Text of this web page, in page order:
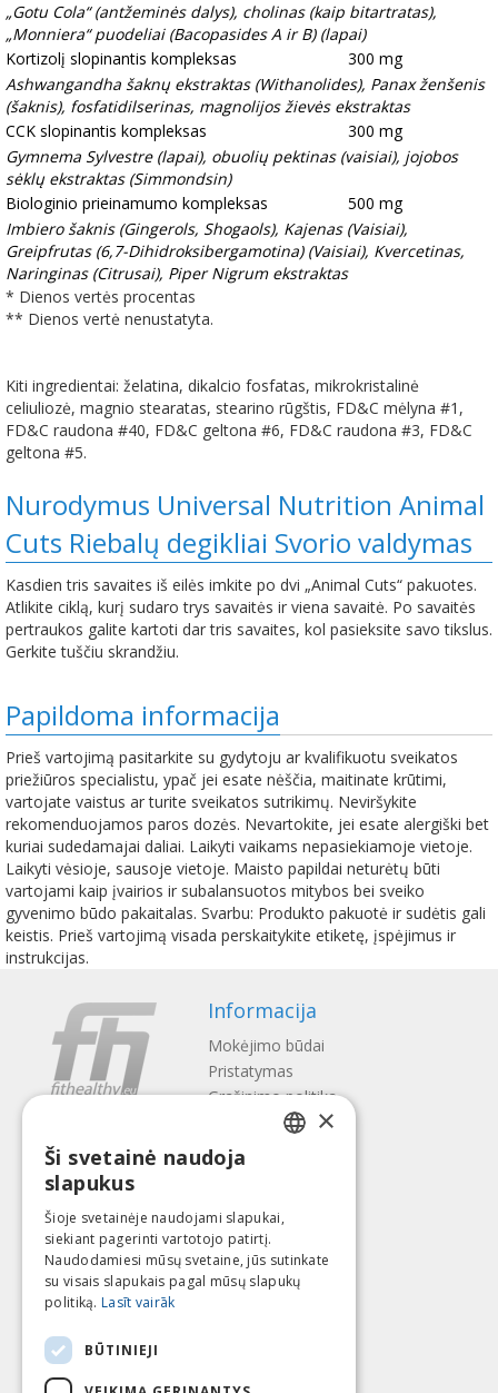
„Gotu Cola“ (antžeminės dalys), cholinas (kaip bitartratas),
„Monniera“ puodeliai (Bacopasides A ir B) (lapai)
Kortizolį slopinantis kompleksas
300 mg
Ashwangandha šaknų ekstraktas (Withanolides), Panax ženšenis
(šaknis), fosfatidilserinas, magnolijos žievės ekstraktas
CCK slopinantis kompleksas
300 mg
Gymnema Sylvestre (lapai), obuolių pektinas (vaisiai), jojobos
sėklų ekstraktas (Simmondsin)
Biologinio prieinamumo kompleksas
500 mg
Imbiero šaknis (Gingerols, Shogaols), Kajenas (Vaisiai),
Greipfrutas (6,7-Dihidroksibergamotina) (Vaisiai), Kvercetinas,
Naringinas (Citrusai), Piper Nigrum ekstraktas
* Dienos vertės procentas
** Dienos vertė nenustatyta.
Kiti ingredientai: želatina, dikalcio fosfatas, mikrokristalinė
celiuliozė, magnio stearatas, stearino rūgštis, FD&C mėlyna #1,
FD&C raudona #40, FD&C geltona #6, FD&C raudona #3, FD&C
geltona #5.
Nurodymus Universal Nutrition Animal
Cuts Riebalų degikliai Svorio valdymas
Kasdien tris savaites iš eilės imkite po dvi „Animal Cuts“ pakuotes.
Atlikite ciklą, kurį sudaro trys savaitės ir viena savaitė. Po savaitės
pertraukos galite kartoti dar tris savaites, kol pasieksite savo tikslus.
Gerkite tuščiu skrandžiu.
Papildoma informacija
Prieš vartojimą pasitarkite su gydytoju ar kvalifikuotu sveikatos
priežiūros specialistu, ypač jei esate nėščia, maitinate krūtimi,
vartojate vaistus ar turite sveikatos sutrikimų. Neviršykite
rekomenduojamos paros dozės. Nevartokite, jei esate alergiški bet
kuriai sudedamajai daliai. Laikyti vaikams nepasiekiamoje vietoje.
Laikyti vėsioje, sausoje vietoje. Maisto papildai neturėtų būti
vartojami kaip įvairios ir subalansuotos mitybos bei sveiko
gyvenimo būdo pakaitalas. Svarbu: Produkto pakuotė ir sudėtis gali
keistis. Prieš vartojimą visada perskaitykite etiketę, įspėjimus ir
instrukcijas.
Informacija
Mokėjimo būdai
Pristatymas
Gražinimo politika
Apie mus
Kontaktai
Privatumo politika
Sekite mus Surask mus
Mokėti su
LITHUANIAN
ESTONIAN
×
Ši svetainė naudoja
slapukus
Šioje svetainėje naudojami slapukai,
siekiant pagerinti vartotojo patirtį.
Naudodamiesi mūsų svetaine, jūs sutinkate
su visais slapukais pagal mūsų slapukų
politiką. Lasīt vairāk
BŪTINIEJI